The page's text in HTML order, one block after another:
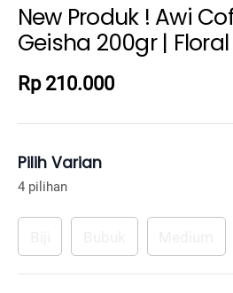
New Produk ! Awi
Geisha 200gr |
Rp 210.000
Pilih Varian
4 pilihan